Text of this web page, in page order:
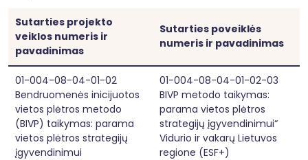
Sutarties projekto
veiklos numeris ir
pavadinimas
Sutarties poveiklės
numeris ir pavadinimas
01-004-08-04-01-02
Bendruomenės inicijuotos
vietos plėtros metodo
(BIVP) taikymas: parama
vietos plėtros strategijų
įgyvendinimui
01-004-08-04-01-02-03
BIVP metodo taikymas:
parama vietos plėtros
strategijų įgyvendinimui“
Vidurio ir vakarų Lietuvos
regione (ESF+)